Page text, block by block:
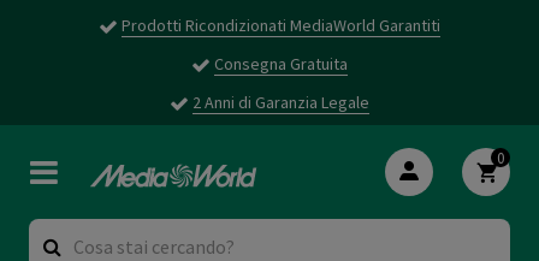
Prodotti Ricondizionati MediaWorld Garantiti
Consegna Gratuita
2 Anni di Garanzia Legale
0